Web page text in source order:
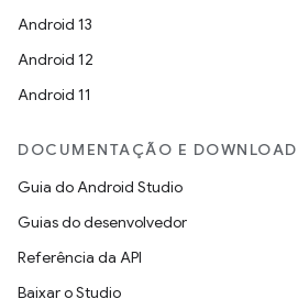
Android 13
Android 12
Android 11
DOCUMENTAÇÃO E
Guia do Android Studio
Guias do desenvolvedor
Referência da API
Baixar o Studio